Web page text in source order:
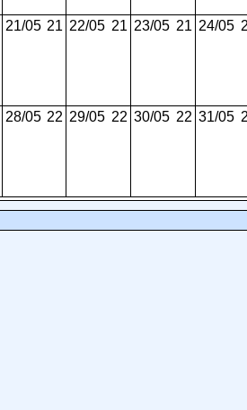
21/05 21 22/05 21 23/05 21 24/05
28/05 22 29/05 22 30/05 22 31/05